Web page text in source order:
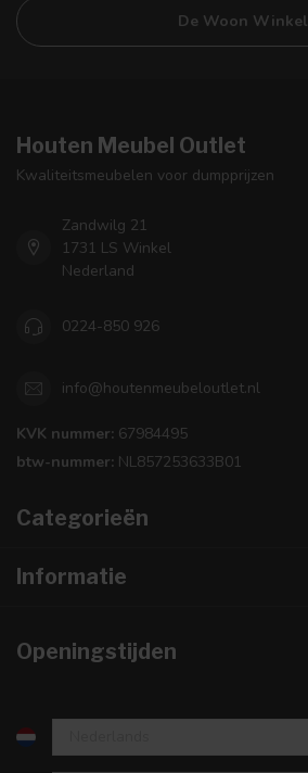
De Woon Winkel
Houten Meubel Outlet
Kwaliteitsmeubelen voor dumpprijzen
Zandwilg 21
1731 LS Winkel
Nederland
0224-850 926
info@houtenmeubeloutlet.nl
KVK nummer: 67984495
btw-nummer: NL857253633B01
Categorieën
Informatie
Openingstijden